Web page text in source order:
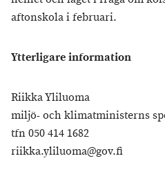
aftonskola i februari.
Ytterligare information
Riikka Yliluoma
miljö- och klimatministerns
tfn 050 414 1682
riikka.yliluoma@gov.fi